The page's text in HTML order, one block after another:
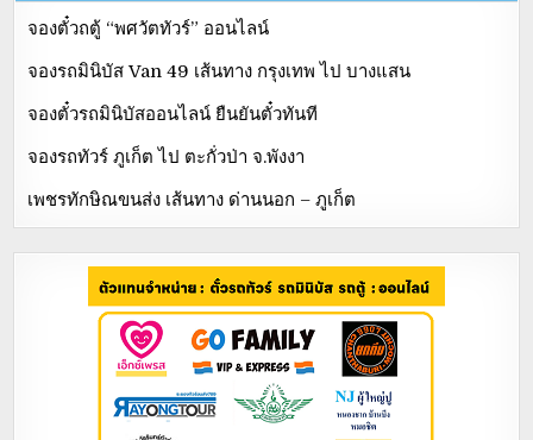
จองตั๋วถตู้ “พศวัตทัวร์” ออนไลน์
จองรถมินิบัส Van 49 เส้นทาง กรุงเทพ ไป บางแสน
จองตั๋วรถมินิบัสออนไลน์ ยืนยันตั๋วทันที
จองรถทัวร์ ภูเก็ต ไป ตะกั่วป่า จ.พังงา
เพชรทักษิณขนส่ง เส้นทาง ด่านนอก – ภูเก็ต